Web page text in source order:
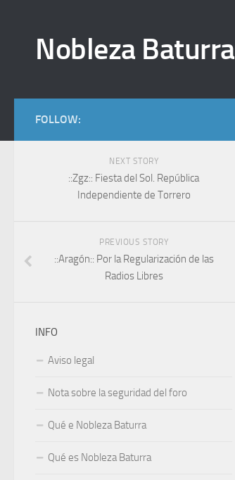
Nobleza Baturra
FOLLOW:
NEXT STORY
::Zgz:: Fiesta del Sol. República
Independiente de Torrero
PREVIOUS STORY
::Aragón:: Por la Regularización de las
Radios Libres
INFO
Aviso legal
Nota sobre la seguridad del foro
Qué e Nobleza Baturra
Qué es Nobleza Baturra